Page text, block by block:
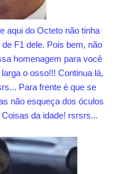
aqui do Octeto não tinha
F1 dele. Pois bem, não
homenagem para você
o osso!!! Continua lá,
Para frente é que se
não esqueça dos óculos
da idade! rsrsrs...